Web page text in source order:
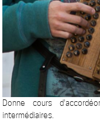
Donne cours
intermédiaires.